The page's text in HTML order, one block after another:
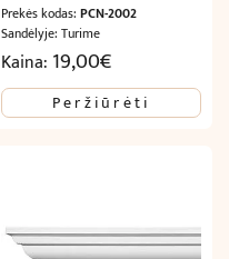
Prekės kodas:PCN-2002
Sandėlyje: Turime
Kaina: 19,00€
Peržiūrėti